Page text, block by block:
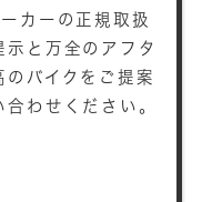
カーの正規取扱
示と万全のアフタ
バイクをご提案
わせください。